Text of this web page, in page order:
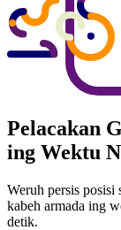
Pelacakan
ing Wektu
Weruh persis posisi
kabeh armada ing
detik.